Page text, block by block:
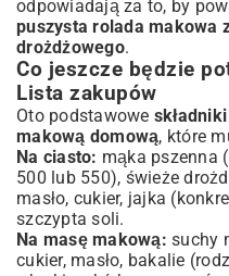
odpowiadają za to, by
puszysta rolada makowa
drożdżowego.
Co jeszcze będzie
Lista zakupów
Oto podstawowe
makową domową, które
Na ciasto: mąka pszenna
500 lub 550), świeże
masło, cukier, jajka
szczypta soli.
Na masę makową: suchy
cukier, masło, bakalie